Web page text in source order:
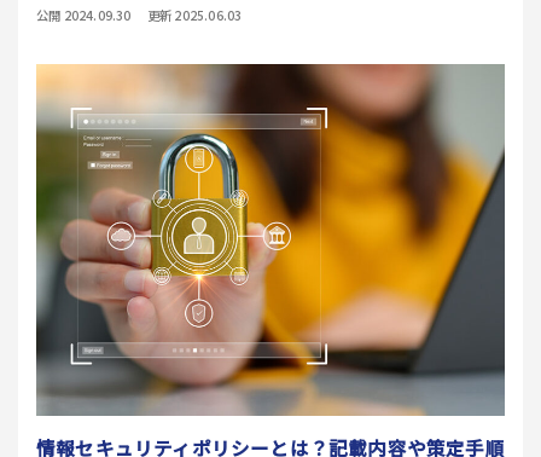
公開 2024.09.30 更新 2025.06.03
情報セキュリティポリシーとは？記載内容や策定手順